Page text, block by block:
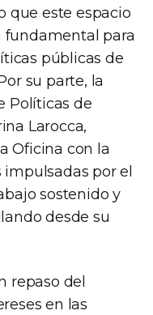
que este espacio
para
públicas de
su parte, la
Políticas de
Larocca,
Oficina con la
por el
sostenido y
desde su
repaso del
en las